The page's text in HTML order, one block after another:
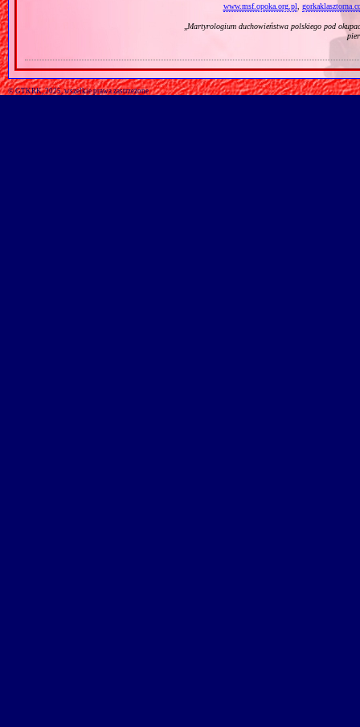
www.msf.opoka.org.pl,
„Martyrologium duchowieństwa polskiego pod
© GTKRK, 2025, wszelkie prawa zastrzeżone